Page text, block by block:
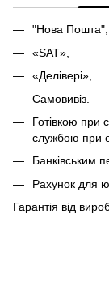
"Нова Пошта",
«SAT»,
«Делівері»,
Самовивіз.
Готівкою при
службою при
Банківським
Рахунок для
Гарантія від